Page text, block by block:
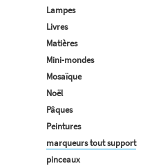
Lampes
Livres
Matières
Mini-mondes
Mosaïque
Noël
Pâques
Peintures
marqueurs tout support
pinceaux